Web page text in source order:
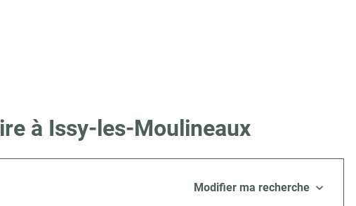
à Issy-les-Moulineaux
Modifier ma recherche